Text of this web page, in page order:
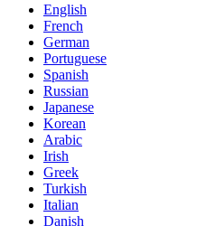
English
French
German
Portuguese
Spanish
Russian
Japanese
Korean
Arabic
Irish
Greek
Turkish
Italian
Danish